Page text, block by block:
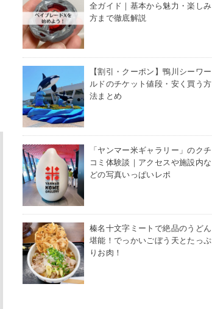
全ガイド｜基本から魅力・楽しみ
方まで徹底解説
【割引・クーポン】鴨川シーワー
ルドのチケット値段・安く買う方
法まとめ
「ヤンマー米ギャラリー」のクチ
コミ体験談｜アクセスや施設内な
どの写真いっぱいレポ
榛名十文字ミートで絶品のうどん
堪能！でっかいごぼう天とたっぷ
りお肉！